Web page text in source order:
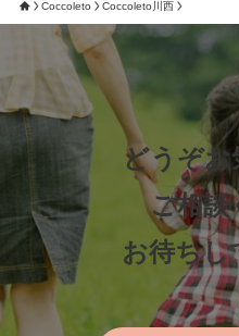
Coccoleto Coccoleto川西
どうぞお
ご相談
お待ちし